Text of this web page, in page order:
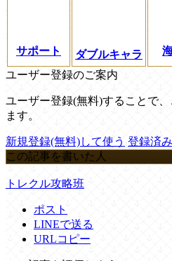
サポート ダブルキャラ
ユーザー登録のご案内
ユーザー登録(無料)することで
ます。
新規登録(無料)して使う 登録済
この記事を書いた人
トレクル攻略班
ポスト
LINEで送る
URLコピー